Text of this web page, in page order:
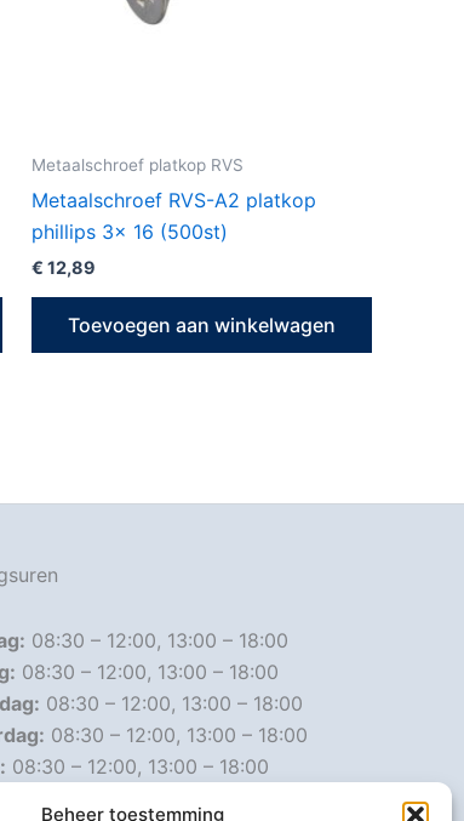
Beheer toestemming
Metaalschroef platkop RVS
Metaalschroef RVS-A2 platkop
phillips 3x 16 (500st)
€ 12,89
Toevoegen aan winkelwagen
08:30 – 12:00, 13:00 – 18:00
08:30 – 12:00, 13:00 – 18:00
08:30 – 12:00, 13:00 – 18:00
08:30 – 12:00, 13:00 – 18:00
08:30 – 12:00, 13:00 – 18:00